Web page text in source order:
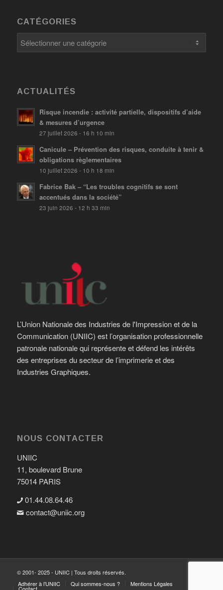
CATÉGORIES
Catégories
ACTUALITÉS
Risque incendie : activité partielle, dispositifs d’aide
& mesures d’urgence
27 juillet 2026 - 16 h 10 min
Canicule – Prévention des risques, conduite à tenir &
obligations règlementaires
10 juillet 2026 - 10 h 18 min
Fabrice Bak – “Les troubles cognitifs se sont
accentués dans la société”
23 juin 2026 - 12 h 33 min
L’Union Nationale des Industries de l'Impression et de la
Communication (UNIIC) est l’organisation professionnelle
patronale nationale qui représente et défend les intérêts
des entreprises du secteur de l’imprimerie et des
Industries Graphiques.
NOUS CONTACTER
UNIIC
11, boulevard Brune
75014 PARIS
01.44.08.64.46
contact@uniic.org
© 2001- 2025 - UNIIC | Tous droits réservés.
Adhérer à l’UNIIC
Qui sommes-nous ? Mentions Légales